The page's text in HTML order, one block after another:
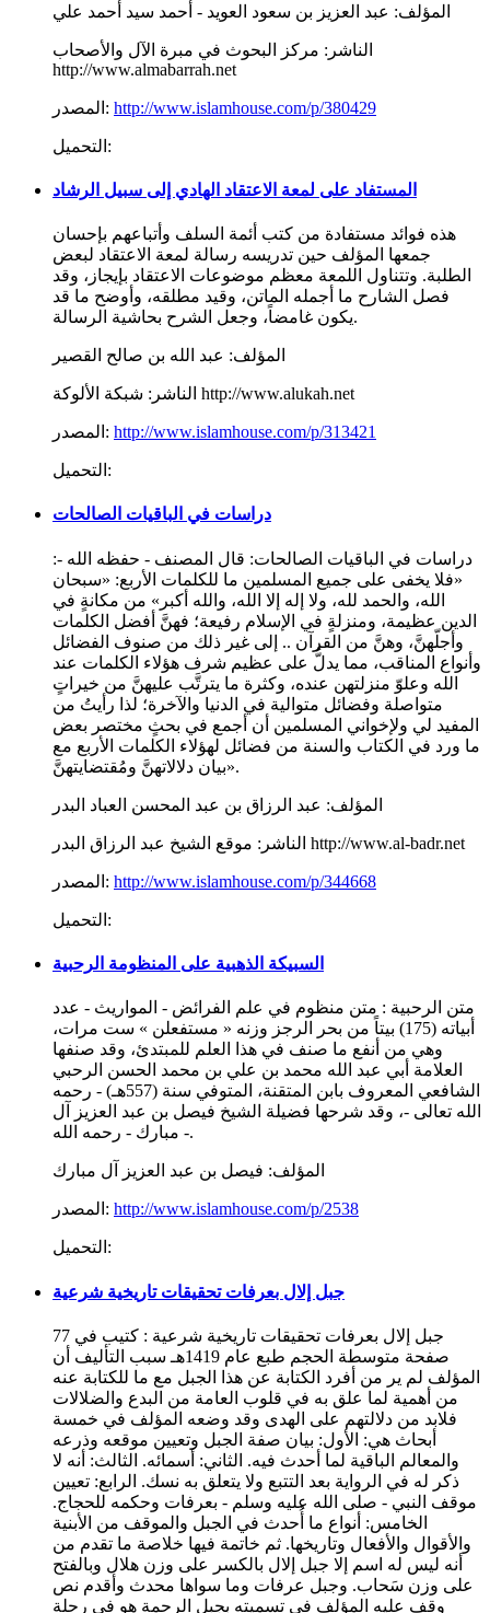
المؤلف: عبد العزيز بن سعود العويد - أحمد سيد أحمد علي
الناشر: مركز البحوث في مبرة الآل والأصحاب
http://www.almabarrah.net
المصدر: http://www.islamhouse.com/p/380429
التحميل:
المستفاد على لمعة الاعتقاد الهادي إلى سبيل الرشاد
هذه فوائد مستفادة من كتب أئمة السلف وأتباعهم بإحسان
جمعها المؤلف حين تدريسه رسالة لمعة الاعتقاد لبعض
الطلبة. وتتناول اللمعة معظم موضوعات الاعتقاد بإيجاز، وقد
فصل الشارح ما أجمله الماتن، وقيد مطلقه، وأوضح ما قد
يكون غامضاً، وجعل الشرح بحاشية الرسالة.
المؤلف: عبد الله بن صالح القصير
الناشر: شبكة الألوكة http://www.alukah.net
المصدر: http://www.islamhouse.com/p/313421
التحميل:
دراسات في الباقيات الصالحات
دراسات في الباقيات الصالحات: قال المصنف - حفظه الله -:
«فلا يخفى على جميع المسلمين ما للكلمات الأربع: «سبحان
الله، والحمد لله، ولا إله إلا الله، والله أكبر» من مكانةٍ في
الدين عظيمة، ومنزلةٍ في الإسلام رفيعة؛ فهنَّ أفضل الكلمات
وأجلّهنَّ، وهنَّ من القرآن .. إلى غير ذلك من صنوف الفضائل
وأنواع المناقب، مما يدلُّ على عظيم شرف هؤلاء الكلمات عند
الله وعلوّ منزلتهن عنده، وكثرة ما يترتَّب عليهنَّ من خيراتٍ
متواصلة وفضائل متوالية في الدنيا والآخرة؛ لذا رأيتُ من
المفيد لي ولإخواني المسلمين أن أجمع في بحثٍ مختصر بعض
ما ورد في الكتاب والسنة من فضائل لهؤلاء الكلمات الأربع مع
بيان دلالاتهنَّ ومُقتضايتهنَّ».
المؤلف: عبد الرزاق بن عبد المحسن العباد البدر
الناشر: موقع الشيخ عبد الرزاق البدر http://www.al-badr.net
المصدر: http://www.islamhouse.com/p/344668
التحميل:
السبيكة الذهبية على المنظومة الرحبية
متن الرحبية : متن منظوم في علم الفرائض - المواريث - عدد
أبياته (175) بيتاً من بحر الرجز وزنه « مستفعلن » ست مرات،
وهي من أنفع ما صنف في هذا العلم للمبتدئ، وقد صنفها
العلامة أبي عبد الله محمد بن علي بن محمد الحسن الرحبي
الشافعي المعروف بابن المتقنة، المتوفي سنة (557هـ) - رحمه
الله تعالى -، وقد شرحها فضيلة الشيخ فيصل بن عبد العزيز آل
مبارك - رحمه الله -.
المؤلف: فيصل بن عبد العزيز آل مبارك
المصدر: http://www.islamhouse.com/p/2538
التحميل:
جبل إلال بعرفات تحقيقات تاريخية شرعية
جبل إلال بعرفات تحقيقات تاريخية شرعية : كتيب في 77
صفحة متوسطة الحجم طبع عام 1419هـ سبب التأليف أن
المؤلف لم ير من أفرد الكتابة عن هذا الجبل مع ما للكتابة عنه
من أهمية لما علق به في قلوب العامة من البدع والضلالات
فلابد من دلالتهم على الهدى وقد وضعه المؤلف في خمسة
أبحاث هي: الأول: بيان صفة الجبل وتعيين موقعه وذرعه
والمعالم الباقية لما أحدث فيه. الثاني: أسمائه. الثالث: أنه لا
ذكر له في الرواية بعد التتبع ولا يتعلق به نسك. الرابع: تعيين
موقف النبي - صلى الله عليه وسلم - بعرفات وحكمه للحجاج.
الخامس: أنواع ما أُحدث في الجبل والموقف من الأبنية
والأقوال والأفعال وتاريخها. ثم خاتمة فيها خلاصة ما تقدم من
أنه ليس له اسم إلا جبل إلال بالكسر على وزن هلال وبالفتح
على وزن سَحاب. وجبل عرفات وما سواها محدث وأقدم نص
وقف عليه المؤلف في تسميته بجبل الرحمة هو في رحلة